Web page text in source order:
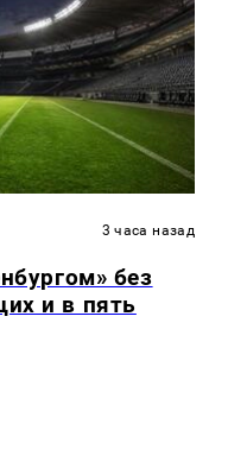
3 часа назад
без
и в пять